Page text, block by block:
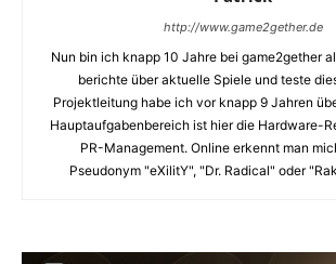
http://www.game2gether.de
Nun bin ich knapp 10 Jahre bei game2gether
berichte über aktuelle Spiele und teste
Projektleitung habe ich vor knapp 9 Jahren
Hauptaufgabenbereich ist hier die Hardware-
PR-Management. Online erkennt man
Pseudonym "eXilitY", "Dr. Radical" oder